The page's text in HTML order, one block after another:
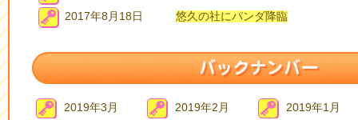
2017年8月18日
悠久の社にパンダ降臨
2019年3月 2019年2月 2019年1月